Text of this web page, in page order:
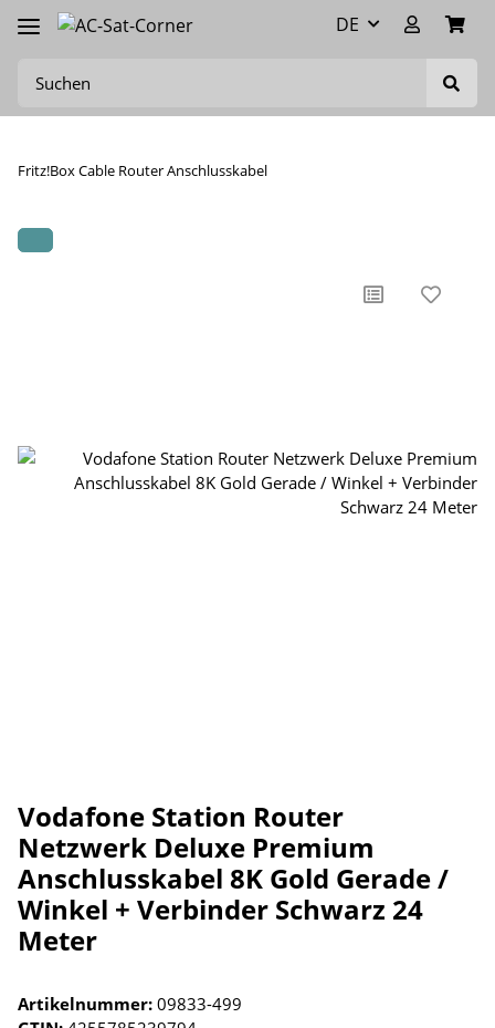
DE
Fritz!Box Cable Router Anschlusskabel
Vodafone Station Router
Netzwerk Deluxe Premium
Anschlusskabel 8K Gold Gerade /
Winkel + Verbinder Schwarz 24
Meter
Artikelnummer: 09833-499